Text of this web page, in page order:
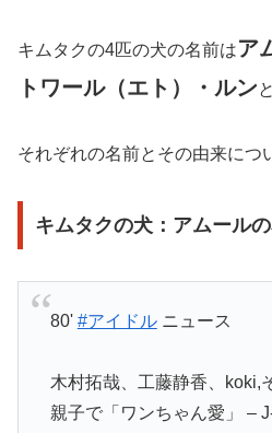
キムタクの4匹の犬の名前はア
トワール（エト）・ルン
それぞれの名前とその由来につ
キムタクの犬：アムールの
80' #アイドルニュース
木村拓哉、工藤静香、koki,
親子で「ワンちゃん愛」 –